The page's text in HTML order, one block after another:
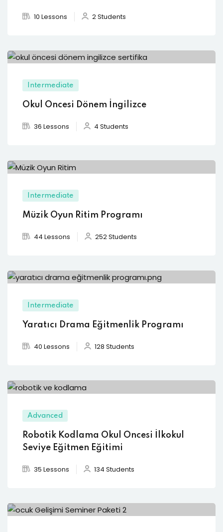
10 Lessons 2 Students
Intermediate
Okul Öncesi Dönem İngilizce
36 Lessons 4 Students
Intermediate
Müzik Oyun Ritim Programı
44 Lessons 252 Students
Intermediate
Yaratıcı Drama Eğitmenlik Programı
40 Lessons 128 Students
Advanced
Robotik Kodlama Okul Öncesi İlkokul
Seviye Eğitmen Eğitimi
35 Lessons 134 Students